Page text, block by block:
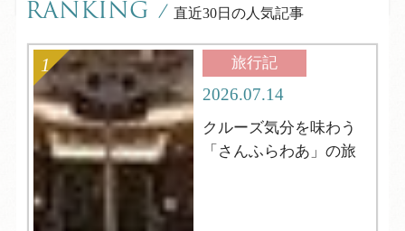
RANKING / 直近30日の人気記事
旅行記
2026.07.14
クルーズ気分を味わう
「さんふらわあ」の旅